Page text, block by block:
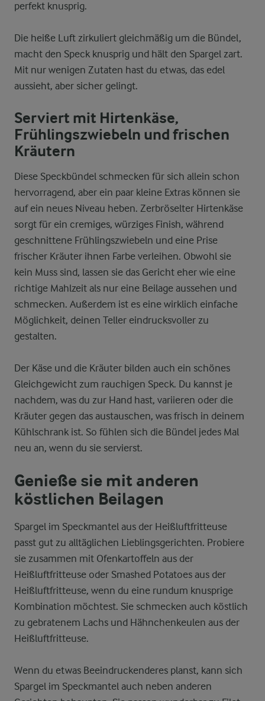
perfekt knusprig.
Die heiße Luft zirkuliert gleichmäßig um die Bündel,
macht den Speck knusprig und hält den Spargel zart.
Mit nur wenigen Zutaten hast du etwas, das edel
aussieht, aber sicher gelingt.
Serviert mit Hirtenkäse,
Frühlingszwiebeln und frischen
Kräutern
Diese Speckbündel schmecken für sich allein schon
hervorragend, aber ein paar kleine Extras können sie
auf ein neues Niveau heben. Zerbröselter Hirtenkäse
sorgt für ein cremiges, würziges Finish, während
geschnittene Frühlingszwiebeln und eine Prise
frischer Kräuter ihnen Farbe verleihen. Obwohl sie
kein Muss sind, lassen sie das Gericht eher wie eine
richtige Mahlzeit als nur eine Beilage aussehen und
schmecken. Außerdem ist es eine wirklich einfache
Möglichkeit, deinen Teller eindrucksvoller zu
gestalten.
Der Käse und die Kräuter bilden auch ein schönes
Gleichgewicht zum rauchigen Speck. Du kannst je
nachdem, was du zur Hand hast, variieren oder die
Kräuter gegen das austauschen, was frisch in deinem
Kühlschrank ist. So fühlen sich die Bündel jedes Mal
neu an, wenn du sie servierst.
Genieße sie mit anderen
köstlichen Beilagen
Spargel im Speckmantel aus der Heißluftfritteuse
passt gut zu alltäglichen Lieblingsgerichten. Probiere
sie zusammen mit Ofenkartoffeln aus der
Heißluftfritteuse oder Smashed Potatoes aus der
Heißluftfritteuse, wenn du eine rundum knusprige
Kombination möchtest. Sie schmecken auch köstlich
zu gebratenem Lachs und Hähnchenkeulen aus der
Heißluftfritteuse.
Wenn du etwas Beeindruckenderes planst, kann sich
Spargel im Speckmantel auch neben anderen